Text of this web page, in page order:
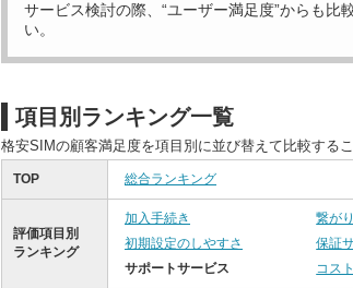
サービス検討の際、“ユーザー満足度”からも比
い。
項目別ランキング一覧
格安SIMの顧客満足度を項目別に並び替えて比較するこ
TOP 総合ランキング
評価項目別
ランキング
加入手続き 繋が
初期設定のしやすさ
保証
サポートサービス
コス